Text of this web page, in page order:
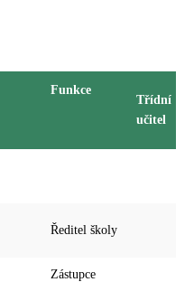
Funkce
Třídní
učitel
Ředitel školy
Zástupce